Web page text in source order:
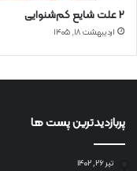
۲ علت شایع‌ کم‌شنوایی
اردیبهشت ۱۸, ۱۴۰۵
پربازدیدترین پست ها
تیر ۲۶, ۱۴۰۲